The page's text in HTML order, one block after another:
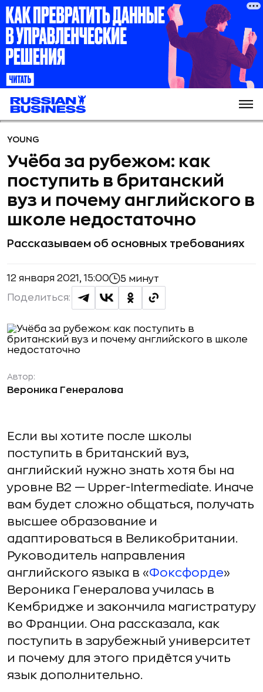
YOUNG
Учёба за рубежом: как
поступить в британский
вуз и почему английского в
школе недостаточно
Рассказываем об основных требованиях
12 января 2021, 15:00 5 минут
Поделиться:
Автор:
Вероника Генералова
Если вы хотите после школы
поступить в британский вуз,
английский нужно знать хотя бы на
уровне B2 — Upper-Intermediate. Иначе
вам будет сложно общаться, получать
высшее образование и
адаптироваться в Великобритании.
Руководитель направления
английского языка в «Фоксфорде»
Вероника Генералова училась в
Кембридже и закончила магистратуру
во Франции. Она рассказала, как
поступить в зарубежный университет
и почему для этого придётся учить
язык дополнительно.